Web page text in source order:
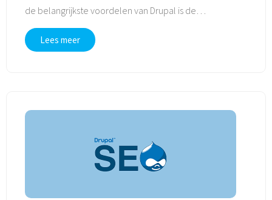
de belangrijkste voordelen van Drupal is de
Lees meer